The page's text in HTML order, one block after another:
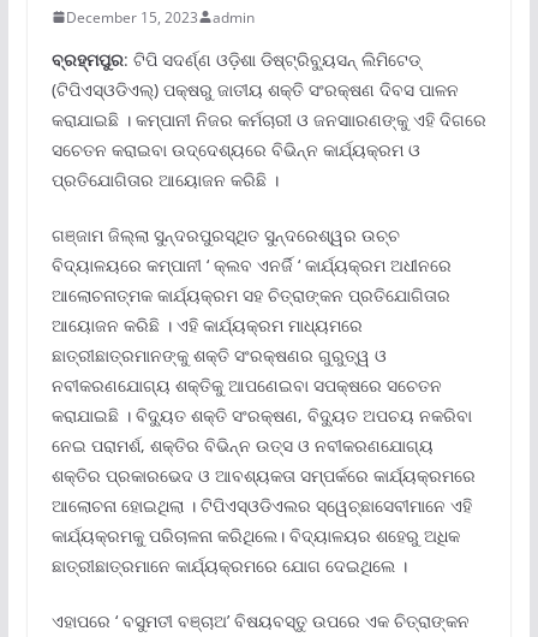
December 15, 2023 admin
ବ୍ରହ୍ମପୁର: ଟିପି ସଦର୍ଣ୍ଣ ଓଡ଼ିଶା ଡିଷ୍ଟ୍ରିବ୍ୟୁସନ୍ ଲିମିଟେଡ୍
(ଟିପିଏସ୍ଓଡିଏଲ୍) ପକ୍ଷରୁ ଜାତୀୟ ଶକ୍ତି ସଂରକ୍ଷଣ ଦିବସ ପାଳନ
କରାଯାଇଛି । କମ୍ପାନୀ ନିଜର କର୍ମଚାରୀ ଓ ଜନସାାରଣଙ୍କୁ ଏହି ଦିଗରେ
ସଚେତନ କରାଇବା ଉଦ୍ଦେଶ୍ୟରେ ବିଭିନ୍ନ କାର୍ଯ୍ୟକ୍ରମ ଓ
ପ୍ରତିଯୋଗିତାର ଆୟୋଜନ କରିଛି ।
ଗଞ୍ଜାମ ଜିଲ୍ଲା ସୁନ୍ଦରପୁରସ୍ଥିତ ସୁନ୍ଦରେଶ୍ୱର ଉଚ୍ଚ
ବିଦ୍ୟାଳୟରେ କମ୍ପାନୀ ‘ କ୍ଲବ ଏନର୍ଜି ‘ କାର୍ଯ୍ୟକ୍ରମ ଅଧୀନରେ
ଆଲୋଚନାତ୍ମକ କାର୍ଯ୍ୟକ୍ରମ ସହ ଚିତ୍ରାଙ୍କନ ପ୍ରତିଯୋଗିତାର
ଆୟୋଜନ କରିଛି । ଏହି କାର୍ଯ୍ୟକ୍ରମ ମାଧ୍ୟମରେ
ଛାତ୍ରୀଛାତ୍ରମାନଙ୍କୁ ଶକ୍ତି ସଂରକ୍ଷଣର ଗୁରୁତ୍ୱ ଓ
ନବୀକରଣଯୋଗ୍ୟ ଶକ୍ତିକୁ ଆପଣେଇବା ସପକ୍ଷରେ ସଚେତନ
କରାଯାଇଛି । ବିଦ୍ୟୁତ ଶକ୍ତି ସଂରକ୍ଷଣ, ବିଦ୍ୟୁତ ଅପଚୟ ନକରିବା
ନେଇ ପରାମର୍ଶ, ଶକ୍ତିର ବିଭିନ୍ନ ଉତ୍ସ ଓ ନବୀକରଣଯୋଗ୍ୟ
ଶକ୍ତିର ପ୍ରକାରଭେଦ ଓ ଆବଶ୍ୟକତା ସମ୍ପର୍କରେ କାର୍ଯ୍ୟକ୍ରମରେ
ଆଲୋଚନା ହୋଇଥିଲା । ଟିପିଏସ୍ଓଡିଏଲର ସ୍ୱେଚ୍ଛାସେବୀମାନେ ଏହି
କାର୍ଯ୍ୟକ୍ରମକୁ ପରିଚାଳନା କରିଥିଲେ। ବିଦ୍ୟାଳୟର ଶହେରୁ ଅଧିକ
ଛାତ୍ରୀଛାତ୍ରମାନେ କାର୍ଯ୍ୟକ୍ରମରେ ଯୋଗ ଦେଇଥିଲେ ।
ଏହାପରେ ‘ ବସୁମତୀ ବଞ୍ଚାଅ’ ବିଷୟବସ୍ତୁ ଉପରେ ଏକ ଚିତ୍ରାଙ୍କନ